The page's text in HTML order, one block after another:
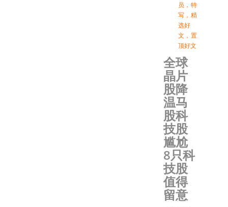
员 ， 特
写 ， 精
选好
文 ， 置
顶好文
全球
晶片
股降
温马
股科
技股
尴尬
8只科
技股
值得
留意